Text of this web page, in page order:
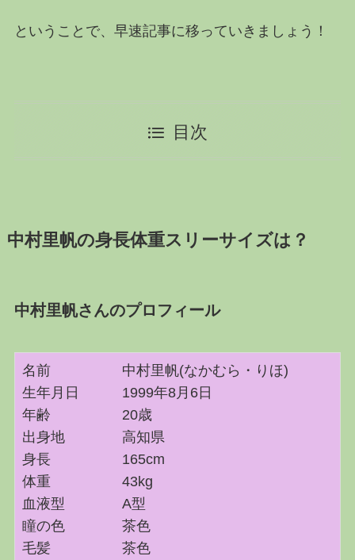
ということで、早速記事に移っていきましょう！
目次
中村里帆の身長体重スリーサイズは？
中村里帆さんのプロフィール
名前 中村里帆(なかむら・りほ)
生年月日 1999年8月6日
年齢 20歳
出身地 高知県
身長 165cm
体重 43kg
血液型 A型
瞳の色 茶色
毛髪 茶色